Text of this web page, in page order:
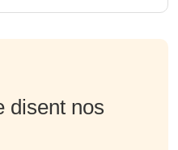
disent nos